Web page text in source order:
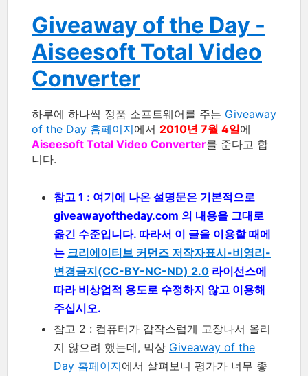
Giveaway of the Day -
Aiseesoft Total Video
Converter
하루에 하나씩 정품 소프트웨어를 주는 Giveaway
of the Day 홈페이지에서 2010년 7월 4일에
Aiseesoft Total Video Converter를 준다고 합
니다.
참고 1 : 여기에 나온 설명문은 기본적으로
giveawayoftheday.com 의 내용을 그대로
옮긴 수준입니다. 따라서 이 글을 이용할 때에
는 크리에이티브 커먼즈 저작자표시-비영리-
변경금지(CC-BY-NC-ND) 2.0 라이선스에
따라 비상업적 용도로 수정하지 않고 이용해
주십시오.
참고 2 : 컴퓨터가 갑작스럽게 고장나서 올리
지 않으려 했는데, 막상 Giveaway of the
Day 홈페이지에서 살펴보니 평가가 너무 좋